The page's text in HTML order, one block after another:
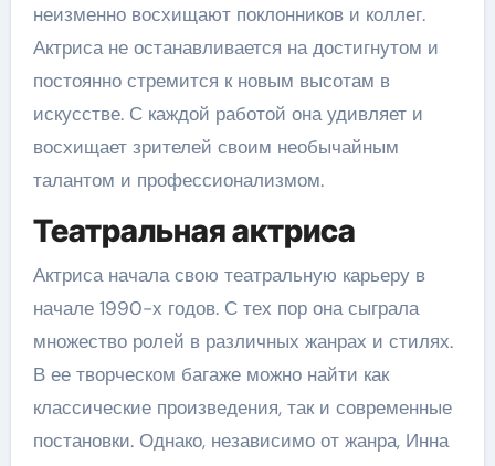
неизменно восхищают поклонников и коллег.
Актриса не останавливается на достигнутом и
постоянно стремится к новым высотам в
искусстве. С каждой работой она удивляет и
восхищает зрителей своим необычайным
талантом и профессионализмом.
Театральная актриса
Актриса начала свою театральную карьеру в
начале 1990-х годов. С тех пор она сыграла
множество ролей в различных жанрах и стилях.
В ее творческом багаже можно найти как
классические произведения, так и современные
постановки. Однако, независимо от жанра, Инна